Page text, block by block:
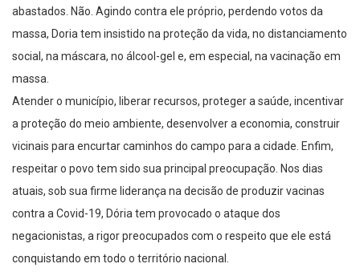
massa, Doria tem insistido na proteção da vida, no distanciamento
social, na máscara, no álcool-gel e, em especial, na vacinação em
massa.
Atender o município, liberar recursos, proteger a saúde, incentivar
a proteção do meio ambiente, desenvolver a economia, construir
vicinais para encurtar caminhos do campo para a cidade. Enfim,
respeitar o povo tem sido sua principal preocupação. Nos dias
atuais, sob sua firme liderança na decisão de produzir vacinas
contra a Covid-19, Dória tem provocado o ataque dos
negacionistas, a rigor preocupados com o respeito que ele está
conquistando em todo o território nacional.
O que precisamos, agora, é dizer a verdade sobre quem